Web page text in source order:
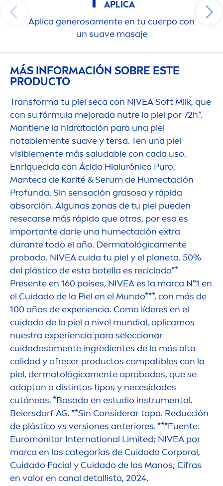
APLICA
Aplica generosamente en tu cuerpo con
un suave masaje
MÁS INFORMACIÓN SOBRE ESTE
PRODUCTO
Transforma tu piel seca con NIVEASoft Milk, que
con su fórmula mejorada nutre la piel por 72h*.
Mantiene la hidratación para una piel
notablemente suave y tersa. Ten una piel
visiblemente más saludable con cada uso.
Enriquecida con Ácido Hialurónico Puro,
Manteca de Karité & Serum de Humectación
Profunda. Sin sensación grasosa y rápida
absorción. Algunas zonas de tu piel pueden
resecarse más rápido que otras, por eso es
importante darle una humectación extra
durante todo el año. Dermatológicamente
probado. NIVEAcuida tu piel y el planeta. 50%
del plástico de esta botella es reciclado**
Presente en 160 países, NIVEAes la marca N°1 en
el Cuidado de la Piel en el Mundo***, con más de
100 años de experiencia. Como líderes en el
cuidado de la piel a nivel mundial, aplicamos
nuestra experiencia para seleccionar
cuidadosamente ingredientes de la más alta
calidad y ofrecer productos compatibles con la
piel, dermatológicamente aprobados, que se
adaptan a distintos tipos y necesidades
cutáneas. *Basado en estudio instrumental.
Beiersdorf AG. **Sin Considerar tapa. Reducción
de plástico vs versiones anteriores. ***Fuente:
Euromonitor International Limited; NIVEA por
marca en las categorías de Cuidado Corporal,
Cuidado Facial y Cuidado de las Manos; Cifras
en valor en canal detallista, 2024.